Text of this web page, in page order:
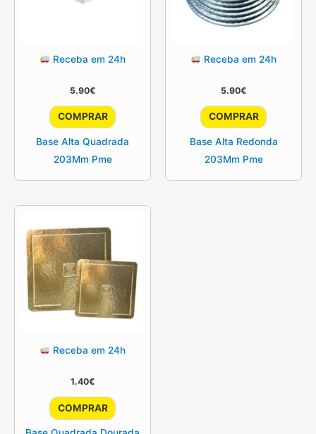
Receba em 24h
5.90€
COMPRAR
Base Alta Quadrada
203Mm Pme
Receba em 24h
5.90€
COMPRAR
Base Alta Redonda
203Mm Pme
Receba em 24h
1.40€
COMPRAR